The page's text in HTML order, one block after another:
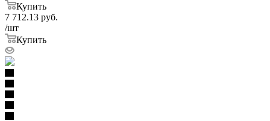
Купить
7 712.13 руб.
/шт
Купить